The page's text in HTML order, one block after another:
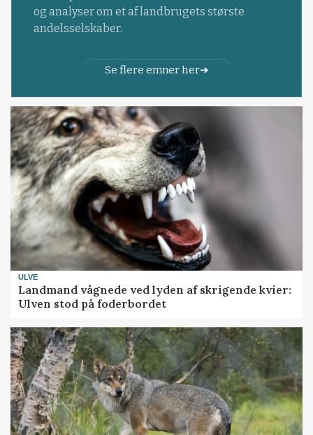
og analyser om et af landbrugets største
andelsselskaber.
Se flere emner her
ULVE
Landmand vågnede ved lyden af skrigende kvier:
Ulven stod på foderbordet